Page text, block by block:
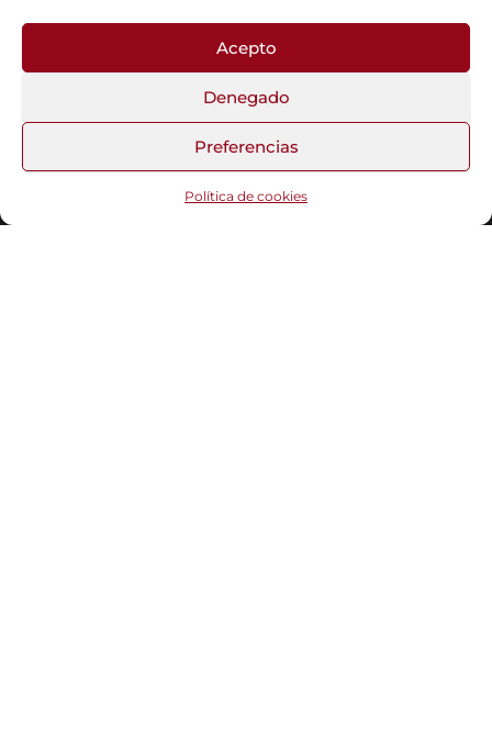
Acepto
Denegado
Preferencias
Política de cookies
Fotos del Blog
Funciona gracias aWordPress |Tema:Head Blog